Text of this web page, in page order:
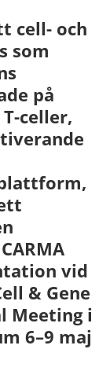
cell- och
som
på
celler,
vid
& Gene
Meeting i
6–9 maj